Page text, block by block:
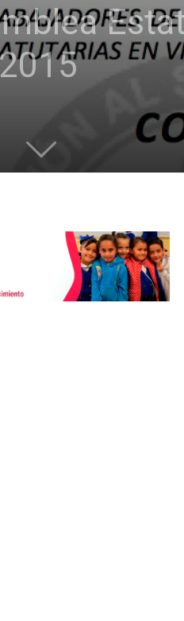
la
Sección